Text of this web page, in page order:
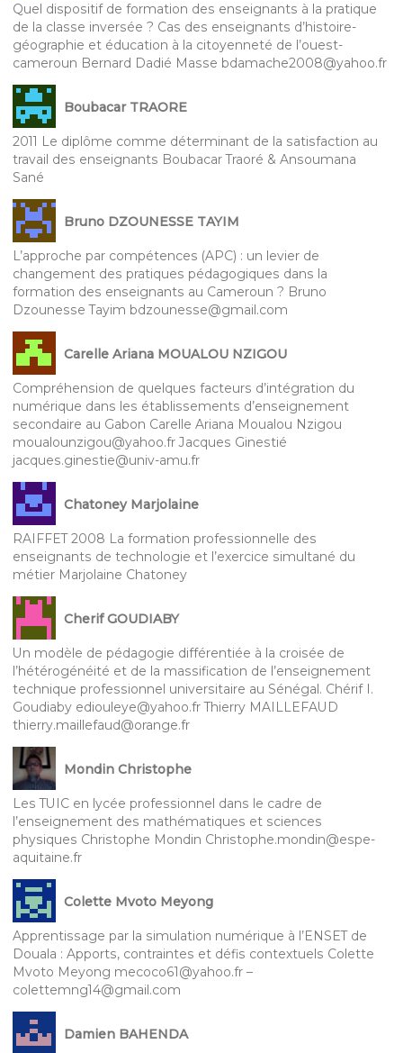
Quel dispositif de formation des enseignants à la pratique
de la classe inversée ? Cas des enseignants d’histoire-
géographie et éducation à la citoyenneté de l’ouest-
cameroun Bernard Dadié Masse bdamache2008@yahoo.fr
Boubacar TRAORE
2011 Le diplôme comme déterminant de la satisfaction au
travail des enseignants Boubacar Traoré & Ansoumana
Sané
Bruno DZOUNESSE TAYIM
L’approche par compétences (APC) : un levier de
changement des pratiques pédagogiques dans la
formation des enseignants au Cameroun ? Bruno
Dzounesse Tayim bdzounesse@gmail.com
Carelle Ariana MOUALOU NZIGOU
Compréhension de quelques facteurs d’intégration du
numérique dans les établissements d’enseignement
secondaire au Gabon Carelle Ariana Moualou Nzigou
moualounzigou@yahoo.fr Jacques Ginestié
jacques.ginestie@univ-amu.fr
Chatoney Marjolaine
RAIFFET 2008 La formation professionnelle des
enseignants de technologie et l’exercice simultané du
métier Marjolaine Chatoney
Cherif GOUDIABY
Un modèle de pédagogie différentiée à la croisée de
l’hétérogénéité et de la massification de l’enseignement
technique professionnel universitaire au Sénégal. Chérif I.
Goudiaby ediouleye@yahoo.fr Thierry MAILLEFAUD
thierry.maillefaud@orange.fr
Mondin Christophe
Les TUIC en lycée professionnel dans le cadre de
l’enseignement des mathématiques et sciences
physiques Christophe Mondin Christophe.mondin@espe-
aquitaine.fr
Colette Mvoto Meyong
Apprentissage par la simulation numérique à l’ENSET de
Douala : Apports, contraintes et défis contextuels Colette
Mvoto Meyong mecoco61@yahoo.fr –
colettemng14@gmail.com
Damien BAHENDA